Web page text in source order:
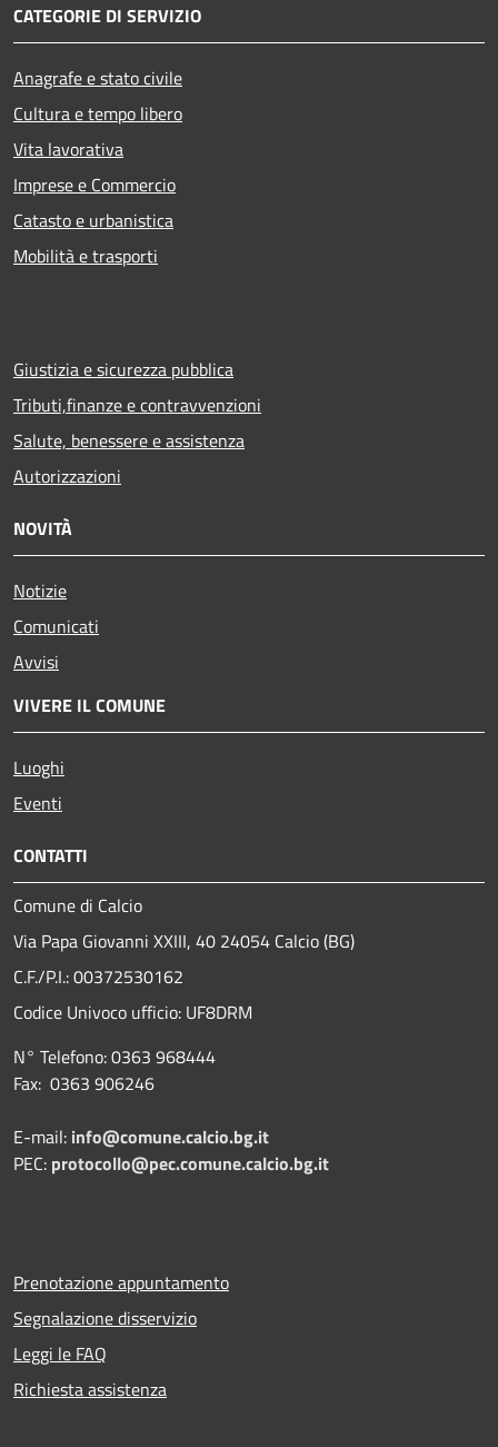
CATEGORIE DI SERVIZIO
Anagrafe e stato civile
Cultura e tempo libero
Vita lavorativa
Imprese e Commercio
Catasto e urbanistica
Mobilità e trasporti
Giustizia e sicurezza pubblica
Tributi,finanze e contravvenzioni
Salute, benessere e assistenza
Autorizzazioni
NOVITÀ
Notizie
Comunicati
Avvisi
VIVERE IL COMUNE
Luoghi
Eventi
CONTATTI
Comune di Calcio
Via Papa Giovanni XXIII, 40 24054 Calcio (BG)
C.F./P.I.: 00372530162
Codice Univoco ufficio: UF8DRM
N° Telefono: 0363 968444
Fax: 0363 906246
E-mail: info@comune.calcio.bg.it
PEC: protocollo@pec.comune.calcio.bg.it
Prenotazione appuntamento
Segnalazione disservizio
Leggi le FAQ
Richiesta assistenza